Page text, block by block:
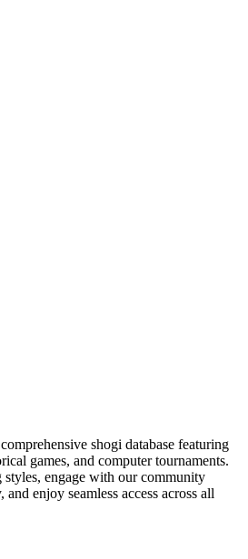
shogi database featuring
games, and computer tournaments.
engage with our community
enjoy seamless access across all